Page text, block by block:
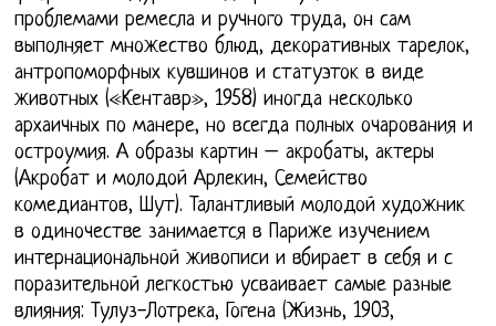
проблемами ремесла и ручного труда, он сам
выполняет множество блюд, декоративных тарелок,
антропоморфных кувшинов и статуэток в виде
животных («Кентавр», 1958) иногда несколько
архаичных по манере, но всегда полных очарования и
остроумия. А образы картин – акробаты, актеры
(Акробат и молодой Арлекин, Семейство
комедиантов, Шут). Талантливый молодой художник
в одиночестве занимается в Париже изучением
интернациональной живописи и вбирает в себя и с
поразительной легкостью усваивает самые разные
влияния: Тулуз-Лотрека, Гогена (Жизнь, 1903,